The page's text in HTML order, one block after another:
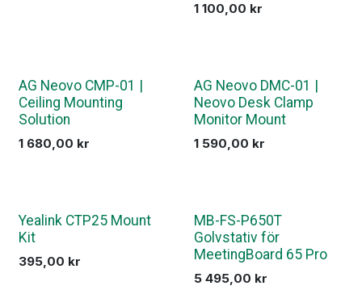
1 100,00 kr
AG Neovo CMP-01 |
Ceiling Mounting
Solution
1 680,00 kr
AG Neovo DMC-01 |
Neovo Desk Clamp
Monitor Mount
1 590,00 kr
Yealink CTP25 Mount
Kit
395,00 kr
MB-FS-P650T
Golvstativ för
MeetingBoard 65 Pro
5 495,00 kr